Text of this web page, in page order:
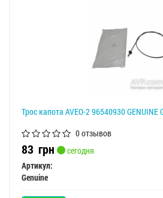
Трос капота AVEO-2 96540930 GENUINE
0 отзывов
83 грн
сегодня
Артикул:
Genuine